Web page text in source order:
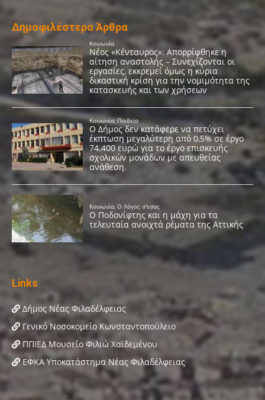
Δημοφιλέστερα Άρθρα
Links
Δήμος Νέας Φιλαδέλφειας
Γενικό Νοσοκομείο Κωνσταντοπούλειο
ΠΠΙΕΔ Μουσείο Φιλιώ Χαϊδεμένου
ΕΦΚΑ Υποκατάστημα Νέας Φιλαδέλφειας